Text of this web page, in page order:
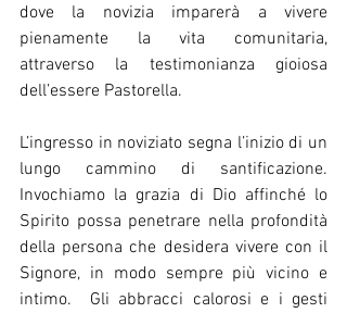
dove la novizia imparerà a vivere
pienamente la vita comunitaria,
attraverso la testimonianza gioiosa
dell’essere Pastorella.
L’ingresso in noviziato segna l’inizio di un
lungo cammino di santificazione.
Invochiamo la grazia di Dio affinché lo
Spirito possa penetrare nella profondità
della persona che desidera vivere con il
Signore, in modo sempre più vicino e
intimo.  Gli abbracci calorosi e i gesti